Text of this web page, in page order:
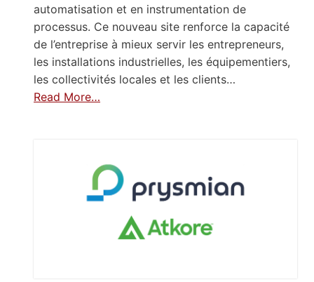
automatisation et en instrumentation de
processus. Ce nouveau site renforce la capacité
de l’entreprise à mieux servir les entrepreneurs,
les installations industrielles, les équipementiers,
les collectivités locales et les clients…
Read More…